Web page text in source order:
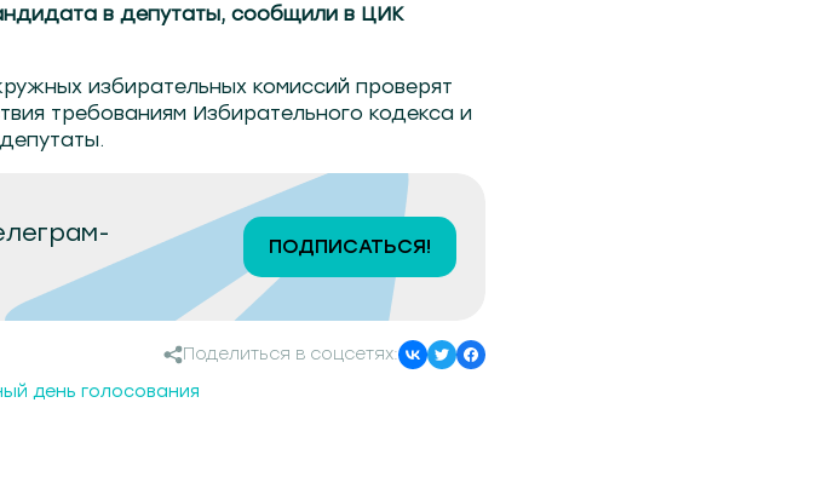
в депутаты, сообщили в ЦИК
избирательных комиссий проверят
требованиям Избирательного кодекса и
ПОДПИСАТЬСЯ!
Поделиться в соцсетях:
день голосования